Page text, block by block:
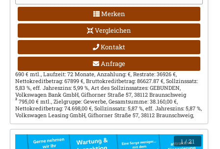
Merken
Vergleichen
Kontakt
Anfrage
690 € mtl., Laufzeit: 72 Monate, Anzahlung: €, Restrate: 36926 €,
Nettokreditbetrag: 67899 €, Bruttokreditbetrag: 86627.87 €, Sollzinssatz:
5,83 %, eff. Jahreszins: 5,99 %, Art des Sollzinssatzes: GEBUNDEN,
Volkswagen Bank GmbH, Gifhorner Straße 57, 38112 Braunschweig
2 795,00 € mtl., Zielgruppe: Gewerbe, Gesamtsumme: 38.160,00 €,
Nettokreditbetrag: 74.698,00 €, Sollzinssatz: 5,87 %, eff. Jahreszins: 5,87 %,
Volkswagen Leasing GmbH, Gifhorner Straße 57, 38112 Braunschweig,
1/ 21